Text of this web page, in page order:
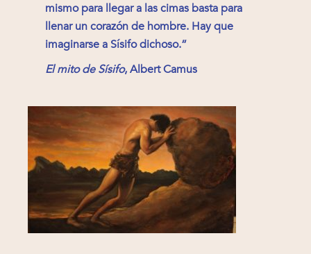
mismo para llegar a las cimas basta para
llenar un corazón de hombre. Hay que
imaginarse a Sísifo dichoso.”
El mito de Sísifo, Albert Camus